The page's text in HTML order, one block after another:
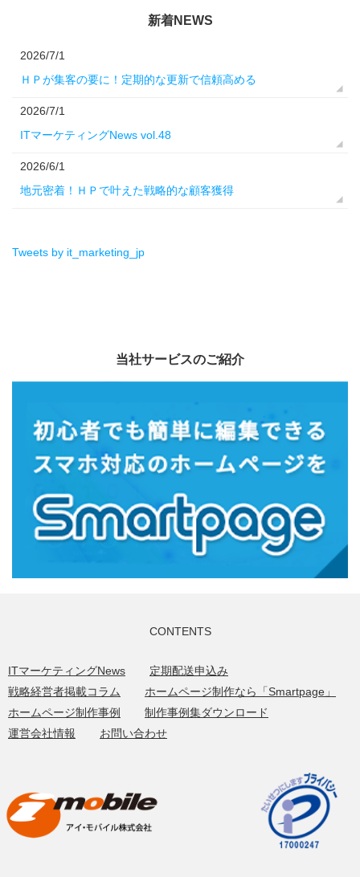
新着NEWS
2026/7/1
ＨＰが集客の要に！定期的な更新で信頼高める
2026/7/1
ITマーケティングNews vol.48
2026/6/1
地元密着！ＨＰで叶えた戦略的な顧客獲得
Tweets by it_marketing_jp
当社サービスのご紹介
CONTENTS
ITマーケティングNews
定期配送申込み
戦略経営者掲載コラム
ホームページ制作なら「Smartpage」
ホームページ制作事例
制作事例集ダウンロード
運営会社情報
お問い合わせ